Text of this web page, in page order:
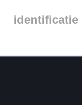
identificatie